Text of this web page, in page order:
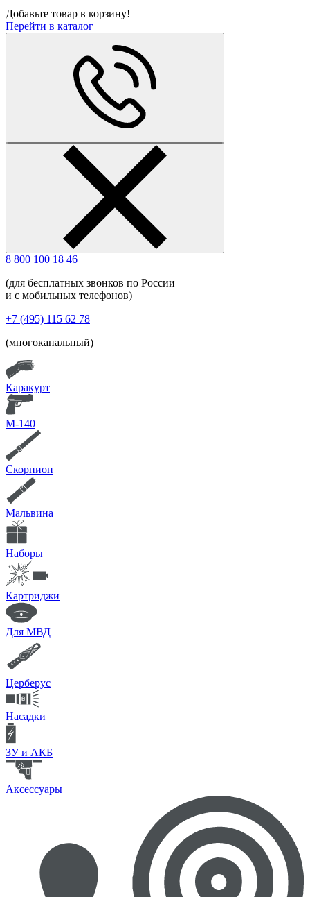
Добавьте товар в корзину!
Перейти в каталог
8 800 100 18 46
(для бесплатных звонков по России
и с мобильных телефонов)
+7 (495) 115 62 78
(многоканальный)
Каракурт
М-140
Скорпион
Мальвина
Наборы
Картриджи
Для МВД
Церберус
Насадки
ЗУ и АКБ
Аксессуары